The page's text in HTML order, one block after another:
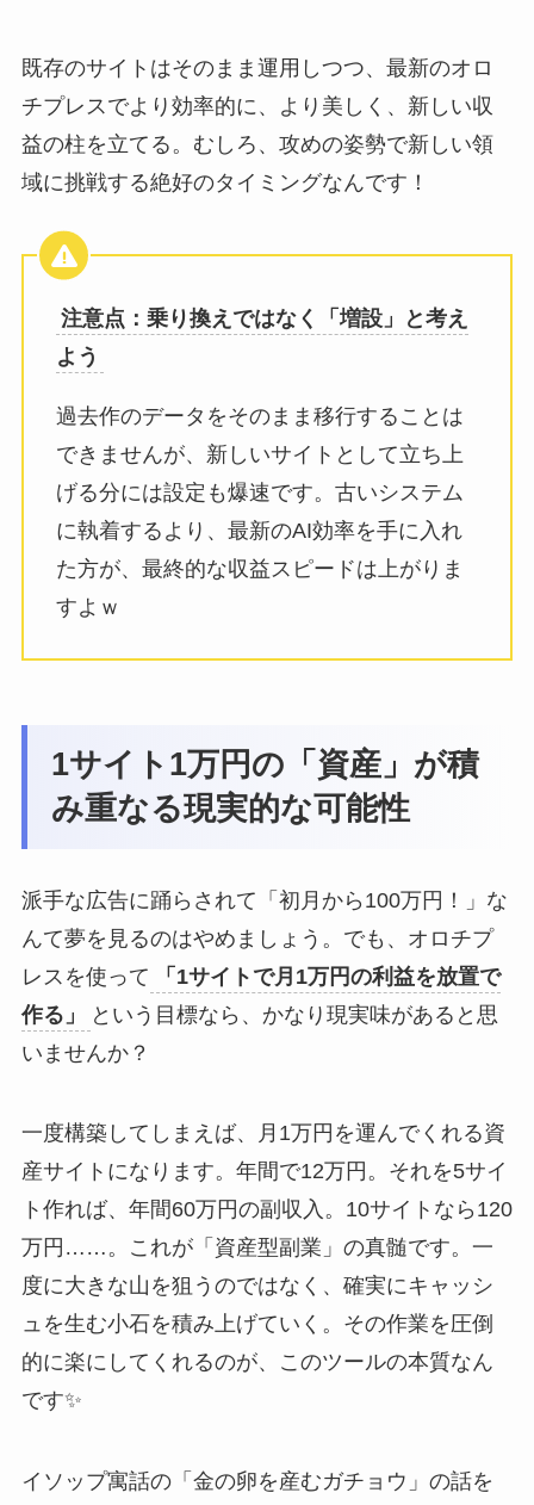
既存のサイトはそのまま運用しつつ、最新のオロ
チプレスでより効率的に、より美しく、新しい収
益の柱を立てる。むしろ、攻めの姿勢で新しい領
域に挑戦する絶好のタイミングなんです！
注意点：乗り換えではなく「増設」と考え
よう
過去作のデータをそのまま移行することは
できませんが、新しいサイトとして立ち上
げる分には設定も爆速です。古いシステム
に執着するより、最新のAI効率を手に入れ
た方が、最終的な収益スピードは上がりま
すよｗ
1サイト1万円の「資産」が積
み重なる現実的な可能性
派手な広告に踊らされて「初月から100万円！」な
んて夢を見るのはやめましょう。でも、オロチプ
レスを使って
「1サイトで月1万円の利益を放置で
作る」
という目標なら、かなり現実味があると思
いませんか？
一度構築してしまえば、月1万円を運んでくれる資
産サイトになります。年間で12万円。それを5サイ
ト作れば、年間60万円の副収入。10サイトなら120
万円……。これが「資産型副業」の真髄です。一
度に大きな山を狙うのではなく、確実にキャッシ
ュを生む小石を積み上げていく。その作業を圧倒
的に楽にしてくれるのが、このツールの本質なん
です✨
イソップ寓話の「金の卵を産むガチョウ」の話を